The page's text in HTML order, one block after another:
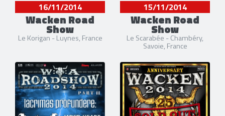
16/11/2014
Wacken Road
Show
Le Korigan - Luynes, France
15/11/2014
Wacken Road
Show
Le Scarabée - Chambéry,
Savoie, France